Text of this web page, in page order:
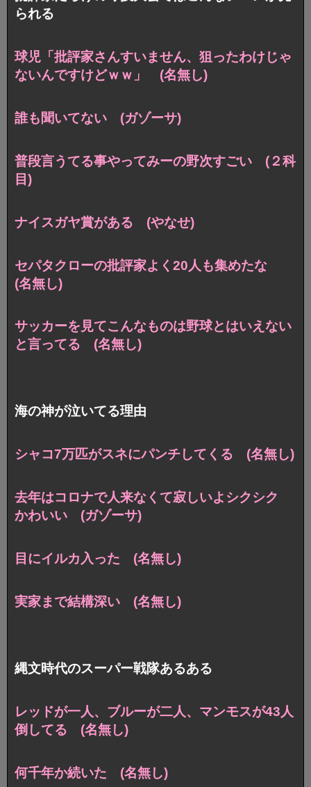
られる
球児「批評家さんすいません、狙ったわけじゃ
ないんですけどｗｗ」 (名無し)
誰も聞いてない (ガゾーサ)
普段言うてる事やってみーの野次すごい (２科
目)
ナイスガヤ賞がある (やなせ)
セパタクローの批評家よく20人も集めたな
(名無し)
サッカーを見てこんなものは野球とはいえない
と言ってる (名無し)
海の神が泣いてる理由
シャコ7万匹がスネにパンチしてくる (名無し)
去年はコロナで人来なくて寂しいよシクシク
かわいい (ガゾーサ)
目にイルカ入った (名無し)
実家まで結構深い (名無し)
縄文時代のスーパー戦隊あるある
レッドが一人、ブルーが二人、マンモスが43人
倒してる (名無し)
何千年か続いた (名無し)